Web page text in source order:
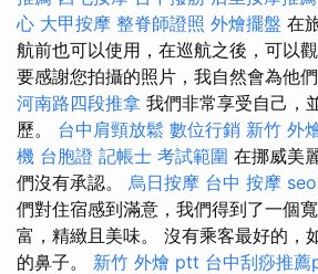
心 大甲按摩 整脊師證照 外燴擺盤 在
航前也可以使用，在巡航之後，可以
要感謝您拍攝的照片，我自然會為他們
河南路四段推拿 我們非常享受自己，
歷。 台中肩頸放鬆 數位行銷 新竹 外
機 台胞證 記帳士 考試範圍 在挪威美
們沒有承認。 烏日按摩 台中 按摩
們對住宿感到滿意，我們得到了一個
富，精緻且美味。 沒有乘客最好的，
的鼻子。 新竹 外燴 ptt 台中刮痧推